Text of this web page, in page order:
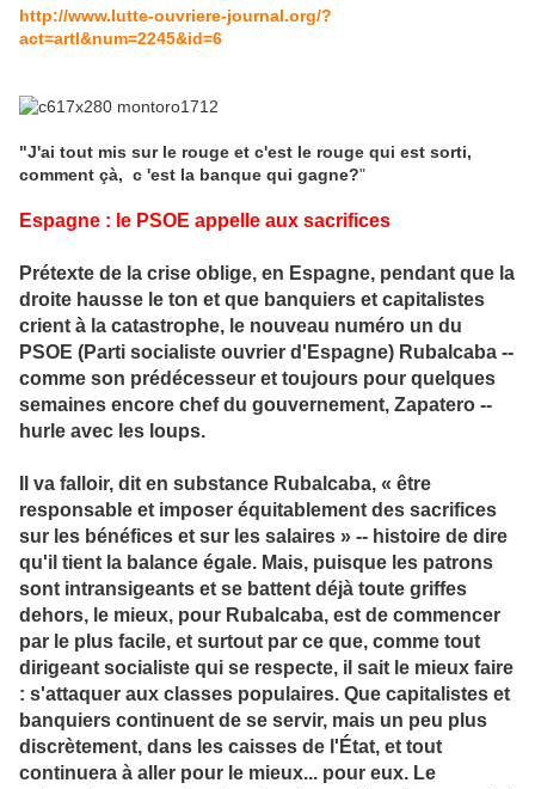
http://www.lutte-ouvriere-journal.org/?
act=artl&num=2245&id=6
"J'ai tout mis sur le rouge et c'est le rouge qui est sorti,
comment çà, c 'est la banque qui gagne?"
Espagne : le PSOE appelle aux sacrifices
Prétexte de la crise oblige, en Espagne, pendant que la
droite hausse le ton et que banquiers et capitalistes
crient à la catastrophe, le nouveau numéro un du
PSOE (Parti socialiste ouvrier d'Espagne) Rubalcaba --
comme son prédécesseur et toujours pour quelques
semaines encore chef du gouvernement, Zapatero --
hurle avec les loups.
Il va falloir, dit en substance Rubalcaba, « être
responsable et imposer équitablement des sacrifices
sur les bénéfices et sur les salaires » -- histoire de dire
qu'il tient la balance égale. Mais, puisque les patrons
sont intransigeants et se battent déjà toute griffes
dehors, le mieux, pour Rubalcaba, est de commencer
par le plus facile, et surtout par ce que, comme tout
dirigeant socialiste qui se respecte, il sait le mieux faire
: s'attaquer aux classes populaires. Que capitalistes et
banquiers continuent de se servir, mais un peu plus
discrètement, dans les caisses de l'État, et tout
continuera à aller pour le mieux... pour eux. Le